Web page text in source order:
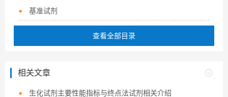
基准试剂
查看全部目录
相关文章
生化试剂主要性能指标与终点法试剂相关介绍